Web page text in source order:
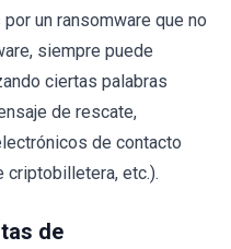
un ransomware que no
siempre puede
ciertas palabras
de rescate,
de contacto
criptobilletera, etc.).
de